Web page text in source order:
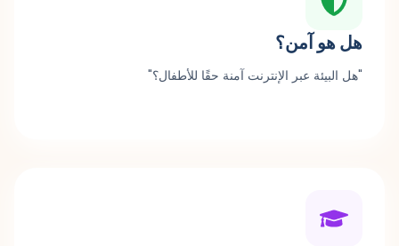
هل هو آمن؟
"هل البيئة عبر الإنترنت آمنة حقًا للأطفال؟"